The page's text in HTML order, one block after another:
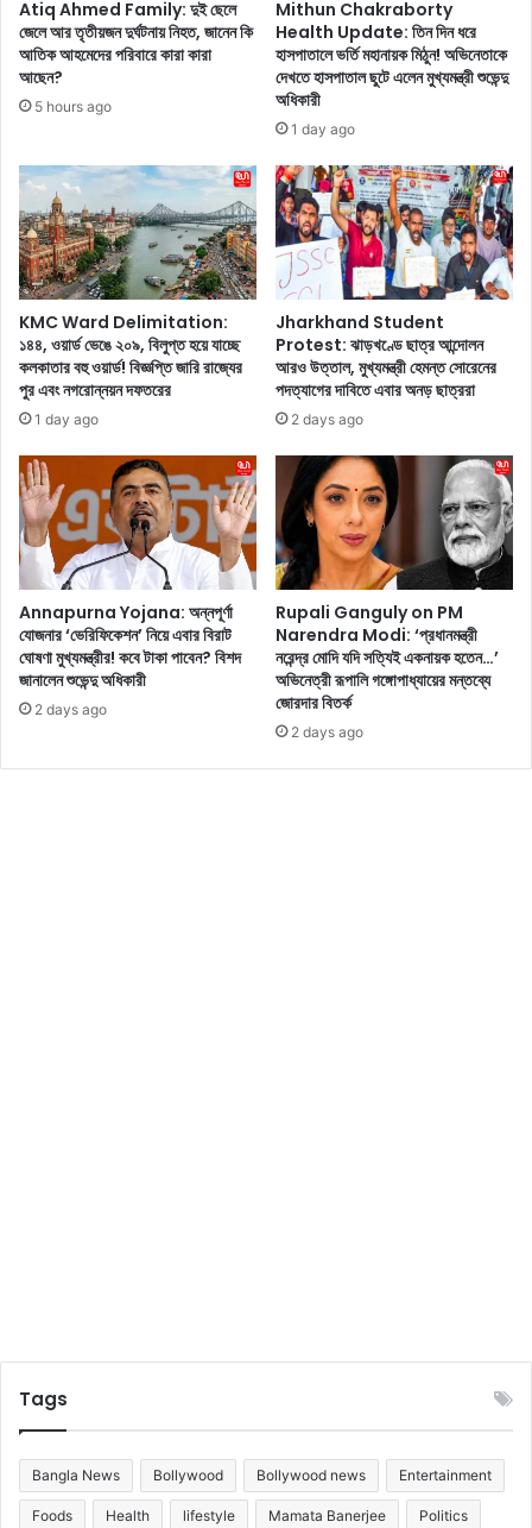
h
a
o
x
ল
ঞ্চ
হ
ও
য়া
র
প
র
,
পু
নো
থা
রে
মি
ল
ছে
বা
ম্পা
র
ডি
স
উ
ভা
রা
:
পা
বি
য়
ন্ড
ফে
স্ট
২
০
২
৪
-
এ
বা
ল
প্রি
মি
য়া
রে
র
জ
ন্য
স্তু
Atiq Ahmed Family: দুই ছেলে
জেলে আর তৃতীয়জন দুর্ঘটনায় নিহত, জানেন কি
আতিক আহমেদের পরিবারে কারা কারা
আছেন?
5 hours ago
Mithun Chakraborty
Health Update: তিন দিন ধরে
হাসপাতালে ভর্তি মহানায়ক মিঠুন! অভিনেতাকে
দেখতে হাসপাতাল ছুটে এলেন মুখ্যমন্ত্রী শুভেন্দু
অধিকারী
1 day ago
KMC Ward Delimitation:
১৪৪, ওয়ার্ড ভেঙে ২০৯, বিলুপ্ত হয়ে যাচ্ছে
কলকাতার বহু ওয়ার্ড! বিজ্ঞপ্তি জারি রাজ্যের
পুর এবং নগরোন্নয়ন দফতরের
1 day ago
Jharkhand Student
Protest: ঝাড়খণ্ডে ছাত্র আন্দোলন
আরও উত্তাল, মুখ্যমন্ত্রী হেমন্ত সোরেনের
পদত্যাগের দাবিতে এবার অনড় ছাত্ররা
2 days ago
Annapurna Yojana: অন্নপূর্ণা
যোজনার ‘ভেরিফিকেশন’ নিয়ে এবার বিরাট
ঘোষণা মুখ্যমন্ত্রীর! কবে টাকা পাবেন? বিশদ
জানালেন শুভেন্দু অধিকারী
2 days ago
Rupali Ganguly on PM
Narendra Modi: ‘প্রধানমন্ত্রী
নরেন্দ্র মোদি যদি সত্যিই একনায়ক হতেন…’
অভিনেত্রী রূপালি গঙ্গোপাধ্যায়ের মন্তব্যে
জোরদার বিতর্ক
2 days ago
Tags
Bangla News Bollywood Bollywood news Entertainment
Foods Health lifestyle Mamata Banerjee Politics